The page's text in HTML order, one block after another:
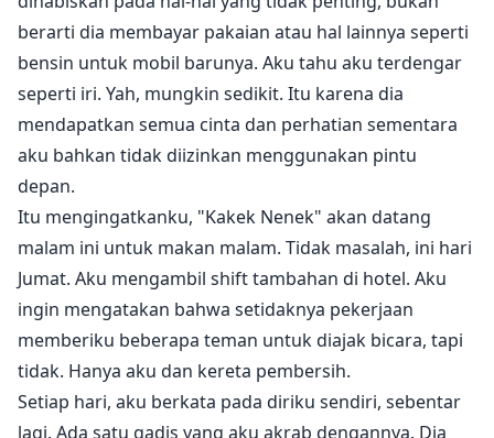
berarti dia membayar pakaian atau hal lainnya seperti
bensin untuk mobil barunya. Aku tahu aku terdengar
seperti iri. Yah, mungkin sedikit. Itu karena dia
mendapatkan semua cinta dan perhatian sementara
aku bahkan tidak diizinkan menggunakan pintu
depan.
Itu mengingatkanku, "Kakek Nenek" akan datang
malam ini untuk makan malam. Tidak masalah, ini hari
Jumat. Aku mengambil shift tambahan di hotel. Aku
ingin mengatakan bahwa setidaknya pekerjaan
memberiku beberapa teman untuk diajak bicara, tapi
tidak. Hanya aku dan kereta pembersih.
Setiap hari, aku berkata pada diriku sendiri, sebentar
lagi. Ada satu gadis yang aku akrab dengannya. Dia